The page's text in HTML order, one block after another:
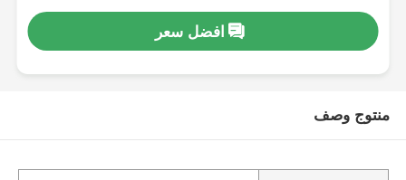
افضل سعر
منتوج وصف